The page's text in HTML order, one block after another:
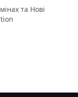
та Нові